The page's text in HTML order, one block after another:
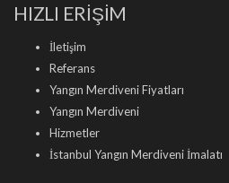
HIZLI ERİŞİM
İletişim
Referans
Yangın Merdiveni Fiyatları
Yangın Merdiveni
Hizmetler
İstanbul Yangın Merdiveni İmalatı